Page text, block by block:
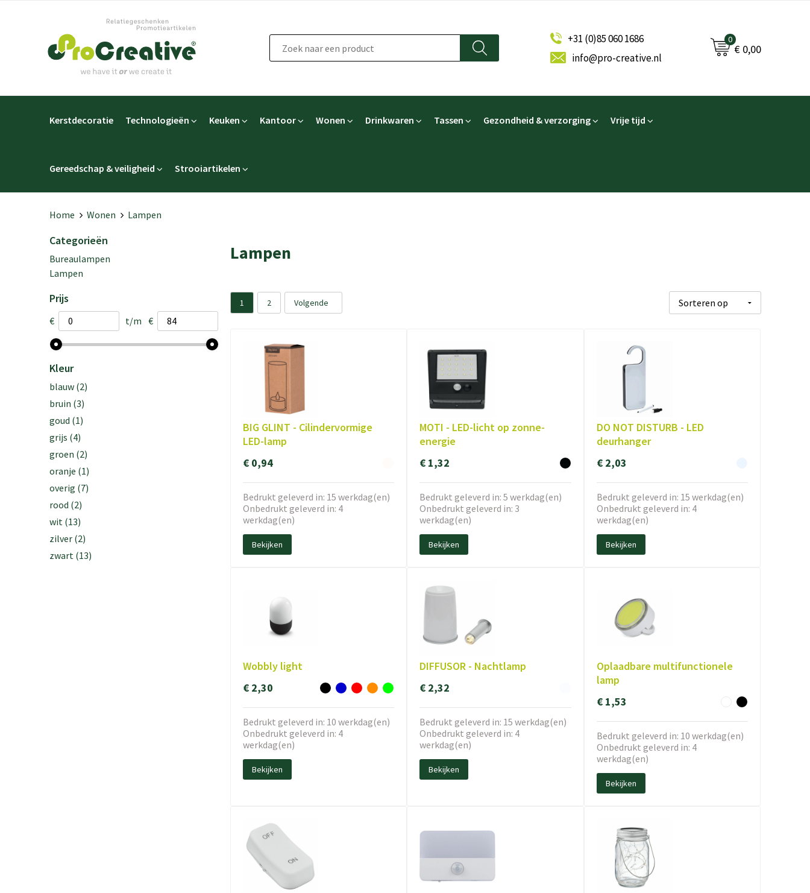
+31 (0)85 060 1686
info@pro-creative.nl
0
€ 0,00
Kerstdecoratie Technologieën Keuken Kantoor Wonen Drinkwaren Tassen Gezondheid & verzorging Vrije tijd
Gereedschap & veiligheid Strooiartikelen
Home Wonen Lampen
Categorieën
Bureaulampen
Lampen
Prijs
€ t/m €
Kleur
blauw (2)
bruin (3)
goud (1)
grijs (4)
groen (2)
oranje (1)
overig (7)
rood (2)
wit (13)
zilver (2)
zwart (13)
Lampen
1 2 Volgende
BIG GLINT - Cilindervormige
LED-lamp
€ 0,94
Bedrukt geleverd in: 15 werkdag(en)
Onbedrukt geleverd in: 4
werkdag(en)
Bekijken
MOTI - LED-licht op zonne-
energie
€ 1,32
Bedrukt geleverd in: 5 werkdag(en)
Onbedrukt geleverd in: 3
werkdag(en)
Bekijken
DO NOT DISTURB - LED
deurhanger
€ 2,03
Bedrukt geleverd in: 15 werkdag(en)
Onbedrukt geleverd in: 4
werkdag(en)
Bekijken
Wobbly light
€ 2,30
Bedrukt geleverd in: 10 werkdag(en)
Onbedrukt geleverd in: 4
werkdag(en)
Bekijken
DIFFUSOR - Nachtlamp
€ 2,32
Bedrukt geleverd in: 15 werkdag(en)
Onbedrukt geleverd in: 4
werkdag(en)
Bekijken
Oplaadbare multifunctionele
lamp
€ 1,53
Bedrukt geleverd in: 10 werkdag(en)
Onbedrukt geleverd in: 4
werkdag(en)
Bekijken